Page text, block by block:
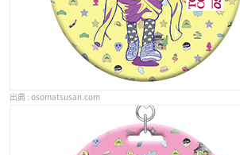
osomatsusan.com